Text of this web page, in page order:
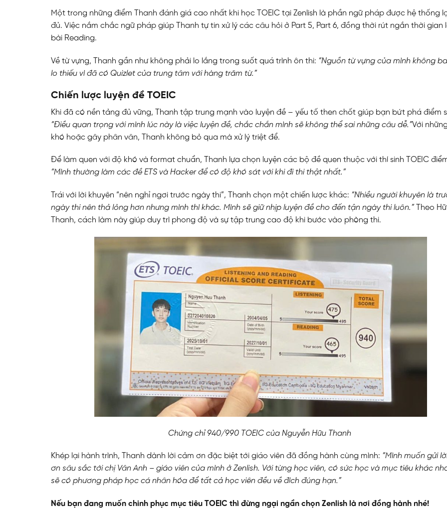
Một trong những điểm Thanh đánh giá cao nhất khi học TOEIC tại Zenlish là phần ngữ pháp được hệ thống
đủ. Việc nắm chắc ngữ pháp giúp Thanh tự tin xử lý các câu hỏi ở Part 5, Part 6, đồng thời rút ngắn thời gian
bài Reading.
Về từ vựng, Thanh gần như không phải lo lắng trong suốt quá trình ôn thi: “Nguồn từ vựng của mình không
lo thiếu vì đã có Quizlet của trung tâm với hàng trăm từ.”
Chiến lược luyện đề TOEIC
Khi đã có nền tảng đủ vững, Thanh tập trung mạnh vào luyện đề – yếu tố then chốt giúp bạn bứt phá điểm
“Điều quan trọng với mình lúc này là việc luyện đề, chắc chắn mình sẽ không thể sai những câu dễ.”Với
khó hoặc gây phân vân, Thanh không bỏ qua mà xử lý triệt để.
Để làm quen với độ khó và format chuẩn, Thanh lựa chọn luyện các bộ đề quen thuộc với thí sinh TOEIC
“Mình thường làm các đề ETS và Hacker để có độ khó sát với khi đi thi thật nhất.”
Trái với lời khuyên “nên nghỉ ngơi trước ngày thi”, Thanh chọn một chiến lược khác: “Nhiều người khuyên là
ngày thi nên thả lỏng hơn nhưng mình thì khác. Mình sẽ giữ nhịp luyện đề cho đến tận ngày thi luôn.”
Theo
Thanh, cách làm này giúp duy trì phong độ và sự tập trung cao độ khi bước vào phòng thi.
Chứng chỉ 940/990 TOEIC của Nguyễn Hữu Thanh
Khép lại hành trình, Thanh dành lời cảm ơn đặc biệt tới giáo viên đã đồng hành cùng mình: “Mình muốn gửi
ơn sâu sắc tới chị Vân Anh – giáo viên của mình ở Zenlish. Với từng học viên, có sức học và mục tiêu khác
sẽ có phương pháp học cá nhân hóa để tất cả học viên đều về đích đúng hạn.”
Nếu bạn đang muốn chinh phục mục tiêu TOEIC thì đừng ngại ngần chọn Zenlish là nơi đồng hành nhé!